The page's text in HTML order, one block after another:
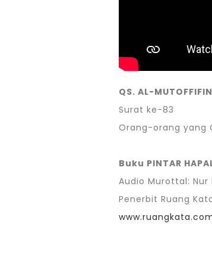
QS. AL-MUTOFFIFIN
Surat ke-83
Orang-orang yang
Buku PINTAR
Audio Murottal: Nur
Penerbit Ruang